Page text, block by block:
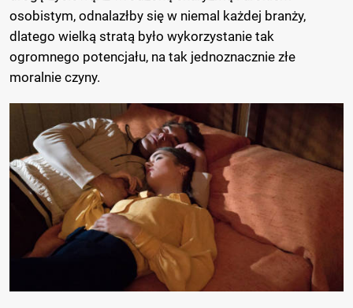
osobistym, odnalazłby się w niemal każdej branży,
dlatego wielką stratą było wykorzystanie tak
ogromnego potencjału, na tak jednoznacznie złe
moralnie czyny.